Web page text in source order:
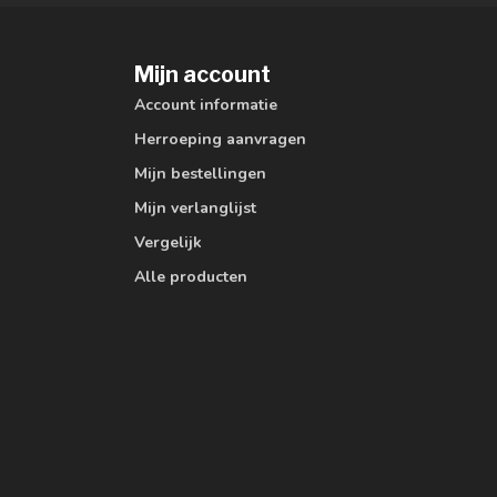
Mijn account
Account informatie
Herroeping aanvragen
Mijn bestellingen
Mijn verlanglijst
Vergelijk
Alle producten